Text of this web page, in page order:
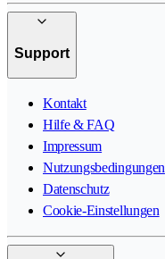
Support
Kontakt
Hilfe & FAQ
Impressum
Nutzungsbedingungen
Datenschutz
Cookie-Einstellungen